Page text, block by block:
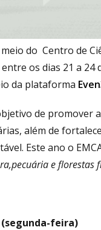
do Centro de
entre os dias 21 a
da plataforma
de promover
além de
Este ano o
e florestas
feira)